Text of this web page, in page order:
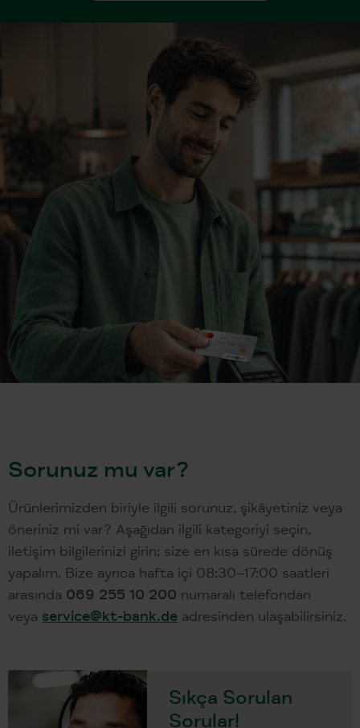
Sorunuz mu var?
Ürünlerimizden biriyle ilgili sorunuz, şikâyetiniz veya
öneriniz mi var? Aşağıdan ilgili kategoriyi seçin,
iletişim bilgilerinizi girin; size en kısa sürede dönüş
yapalım. Bize ayrıca hafta içi 08:30–17:00 saatleri
arasında 069 255 10 200 numaralı telefondan
veya service@kt-bank.de adresinden ulaşabilirsiniz.
Sıkça Sorulan
Sorular!